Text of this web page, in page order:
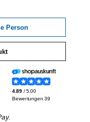
Person